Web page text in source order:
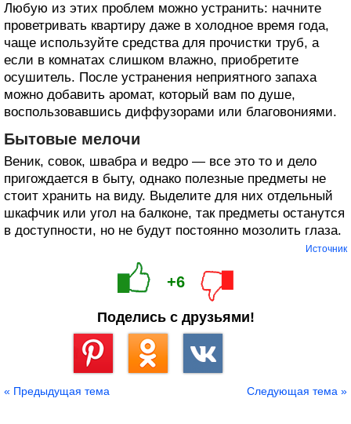
Любую из этих проблем можно устранить: начните
проветривать квартиру даже в холодное время года,
чаще используйте средства для прочистки труб, а
если в комнатах слишком влажно, приобретите
осушитель. После устранения неприятного запаха
можно добавить аромат, который вам по душе,
воспользовавшись диффузорами или благовониями.
Бытовые мелочи
Веник, совок, швабра и ведро — все это то и дело
пригождается в быту, однако полезные предметы не
стоит хранить на виду. Выделите для них отдельный
шкафчик или угол на балконе, так предметы останутся
в доступности, но не будут постоянно мозолить глаза.
Источник
+6
Поделись с друзьями!
« Предыдущая тема Следующая тема »